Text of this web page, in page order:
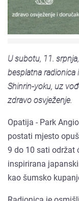
U subotu, 11.
besplatna radionica
Shinrin-yoku, uz
zdravo osvježenje.
Opatija - Park
postati mjesto
9 do 10 sati održat
inspirirana
kao šumsko